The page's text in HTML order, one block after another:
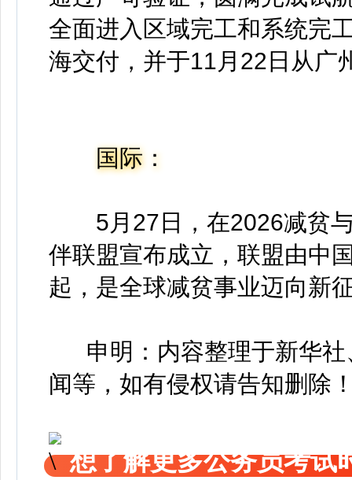
全面进入区域完工和系统完
海交付，并于11月22日从广
国际：
5月27日，在2026减贫
伴联盟宣布成立，联盟由中
起，是全球减贫事业迈向新
申明：内容整理于新华社
闻等，如有侵权请告知删除
想了解更多公务员考试